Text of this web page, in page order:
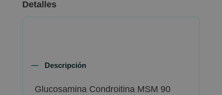
Detalles
Descripción
Glucosamina Condroitina MSM 90